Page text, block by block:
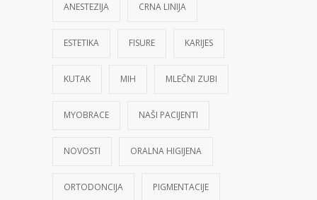
ANESTEZIJA CRNA LINIJA
ESTETIKA FISURE KARIJES
KUTAK MIH MLEČNI ZUBI
MYOBRACE NAŠI PACIJENTI
NOVOSTI ORALNA HIGIJENA
ORTODONCIJA PIGMENTACIJE